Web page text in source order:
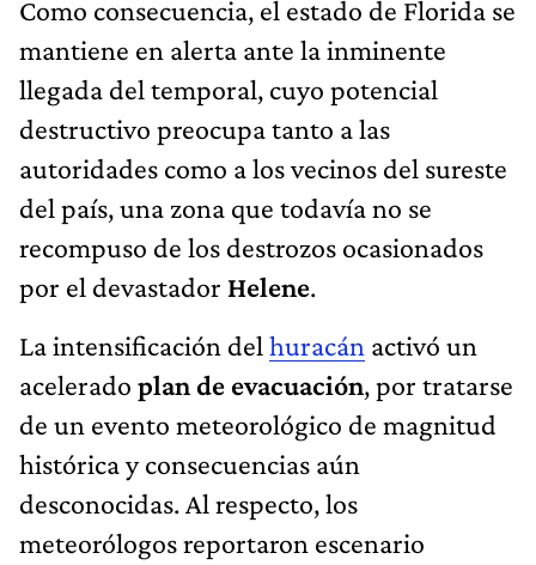
Como consecuencia, el estado de Florida se
mantiene en alerta ante la inminente
llegada del temporal, cuyo potencial
destructivo preocupa tanto a las
autoridades como a los vecinos del sureste
del país, una zona que todavía no se
recompuso de los destrozos ocasionados
por el devastador Helene.
La intensificación del huracán activó un
acelerado plan de evacuación, por tratarse
de un evento meteorológico de magnitud
histórica y consecuencias aún
desconocidas. Al respecto, los
meteorólogos reportaron escenario